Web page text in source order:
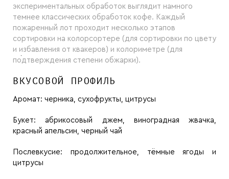
экспериментальных обработок выглядит намного
темнее классических обработок кофе. Каждый
пожаренный лот проходит несколько этапов
сортировки на колорсортере (для сортировки по цвету
и избавления от квакеров) и колориметре (для
подтверждения степени обжарки).
ВКУСОВОЙ ПРОФИЛЬ
Аромат: черника, сухофрукты, цитрусы
Букет: абрикосовый джем, виноградная жвачка,
красный апельсин, черный чай
Послевкусие: продолжительное, тёмные ягоды и
цитрусы